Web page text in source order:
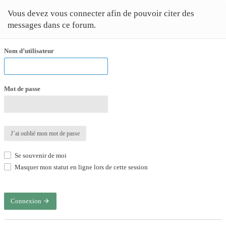
Vous devez vous connecter afin de pouvoir citer des
messages dans ce forum.
Nom d’utilisateur
Mot de passe
J’ai oublié mon mot de passe
Se souvenir de moi
Masquer mon statut en ligne lors de cette session
Connexion